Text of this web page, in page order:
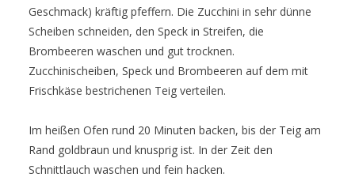
Geschmack) kräftig pfeffern. Die Zucchini in sehr dünne
Scheiben schneiden, den Speck in Streifen, die
Brombeeren waschen und gut trocknen.
Zucchinischeiben, Speck und Brombeeren auf dem mit
Frischkäse bestrichenen Teig verteilen.
Im heißen Ofen rund 20 Minuten backen, bis der Teig am
Rand goldbraun und knusprig ist. In der Zeit den
Schnittlauch waschen und fein hacken.